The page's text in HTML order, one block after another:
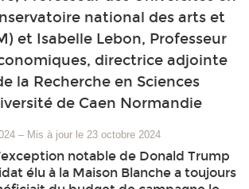
national des arts et
et Isabelle Lebon, Professeur
directrice adjointe
la Recherche en Sciences
de Caen Normandie
– Mis à jour le 23 octobre 2024
notable de Donald Trump
élu à la Maison Blanche a toujours